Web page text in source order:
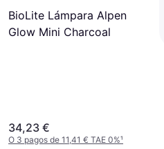
BioLite Lámpara Alpen
Glow Mini Charcoal
34,23 €
O 3 pagos de 11,41 € TAE 0%¹